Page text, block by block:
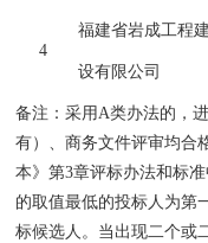
4
福建省岩成工程建
设有限公司
备注：采用A类办法的，
有）、商务文件评审均合
本》第3章评标办法和标
的取值最低的投标人为第
标候选人。当出现二个或